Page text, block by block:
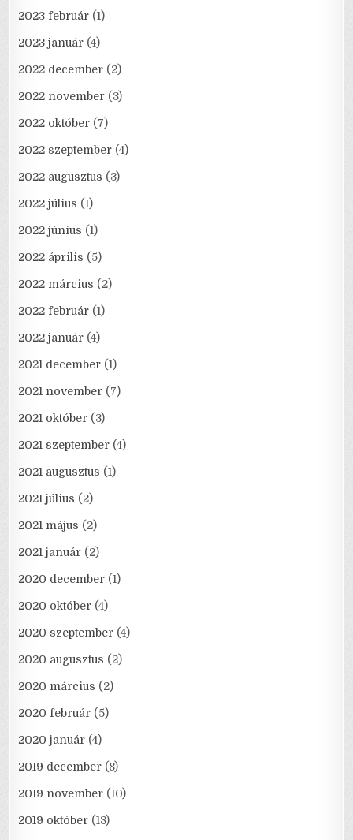
2023 február (1)
2023 január (4)
2022 december (2)
2022 november (3)
2022 október (7)
2022 szeptember (4)
2022 augusztus (3)
2022 július (1)
2022 június (1)
2022 április (5)
2022 március (2)
2022 február (1)
2022 január (4)
2021 december (1)
2021 november (7)
2021 október (3)
2021 szeptember (4)
2021 augusztus (1)
2021 július (2)
2021 május (2)
2021 január (2)
2020 december (1)
2020 október (4)
2020 szeptember (4)
2020 augusztus (2)
2020 március (2)
2020 február (5)
2020 január (4)
2019 december (8)
2019 november (10)
2019 október (13)